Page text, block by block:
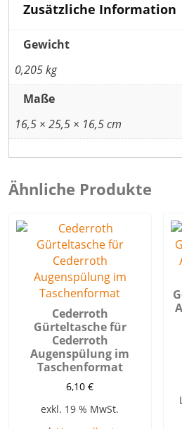
Zusätzliche Information
Gewicht
0,205 kg
Maße
16,5 × 25,5 × 16,5 cm
Ähnliche Produkte
Cederroth
Gürteltasche für
Cederroth
Augenspülung im
Taschenformat
6,10€
exkl. 19 % MwSt.